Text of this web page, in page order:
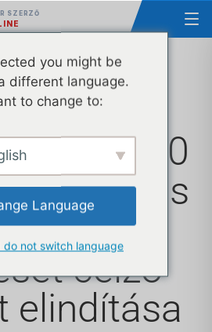
SZERZŐ
100
digitális
célzó
elindítása
you might be
different language.
to change to:
Language
do not switch language